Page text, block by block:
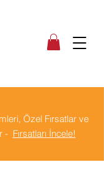
Özel Fırsatlar ve
- Fırsatları İncele!